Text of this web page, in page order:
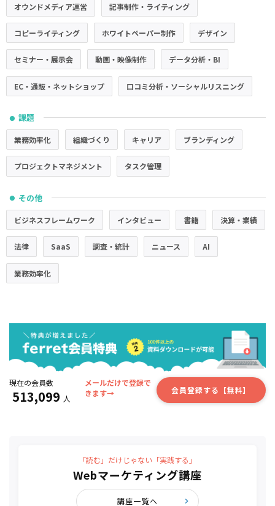
オウンドメディア運営 記事制作・ライティング
コピーライティング ホワイトペーパー制作 デザイン
セミナー・展示会 動画・映像制作 データ分析・BI
EC・通販・ネットショップ 口コミ分析・ソーシャルリスニング
● 課題
業務効率化 組織づくり キャリア ブランディング
プロジェクトマネジメント タスク管理
● その他
ビジネスフレームワーク インタビュー 書籍 決算・業績
法律 SaaS 調査・統計 ニュース AI
業務効率化
現在の会員数
513,099 人
メールだけで登録で
きます→
会員登録する【無料】
「読む」だけじゃない「実践する」
Webマーケティング講座
講座一覧へ